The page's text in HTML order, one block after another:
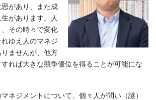
があり、また成
があります。人
その時々で変化
ゆえ人のマネジ
ませんが、他方
れば大きな競争優位を得ることが可能にな
ネジメントについて、個々人が問い（謎）